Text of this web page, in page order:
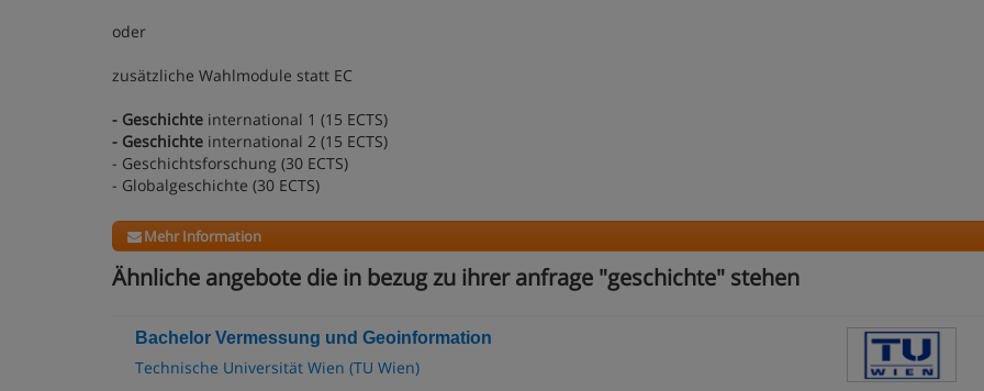
oder
zusätzliche Wahlmodule statt EC
- Geschichte international 1 (15 ECTS)
- Geschichte international 2 (15 ECTS)
- Geschichtsforschung (30 ECTS)
- Globalgeschichte (30 ECTS)
Mehr Information
Ähnliche angebote die in bezug zu ihrer anfrage "geschichte" stehen
Bachelor Vermessung und Geoinformation
Technische Universität Wien (TU Wien)